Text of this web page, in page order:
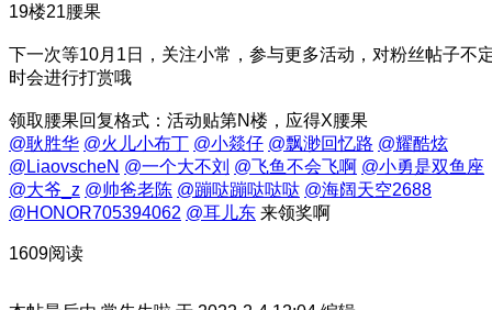
19楼21腰果
下一次等10月1日，关注小常，参与更多活动，对粉丝帖子不
时会进行打赏哦
领取腰果回复格式：活动贴第N楼，应得X腰果
@耿胜华 @火儿小布丁 @小燚仔 @飘渺回忆路 @耀酷炫
@LiaovscheN @一个大不刘 @飞鱼不会飞啊 @小勇是双鱼座
@大爷_z @帅爸老陈 @蹦哒蹦哒哒哒 @海阔天空2688
@HONOR705394062 @耳儿东 来领奖啊
1609阅读